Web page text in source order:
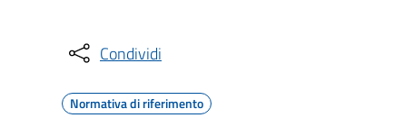
Condividi
Normativa di riferimento